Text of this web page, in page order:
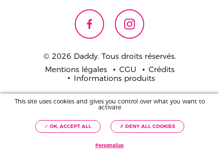
© 2026 Daddy. Tous droits réservés.
Mentions légales
CGU
Crédits
Informations produits
Pour votre santé,
mangez 5 fruits et légumes par jour.
This site uses cookies and gives you control over what you want to
activate
✓ OK, ACCEPT ALL ✗ DENY ALL COOKIES
Personalize